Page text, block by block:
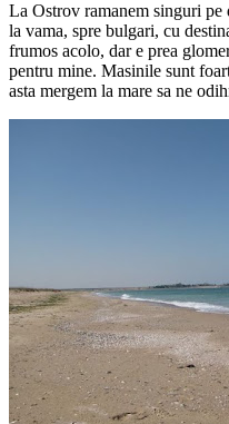
La Ostrov ramanem singuri pe
la vama, spre bulgari, cu
frumos acolo, dar e prea
pentru mine. Masinile sunt
asta mergem la mare sa ne